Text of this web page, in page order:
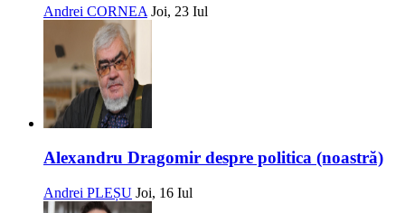
Andrei CORNEA Joi, 23 Iul
Alexandru Dragomir despre politica (noastră)
Andrei PLEȘU Joi, 16 Iul